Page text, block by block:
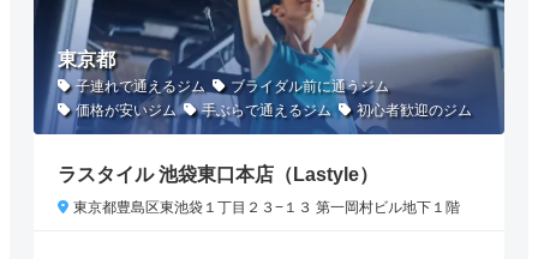
東京都
子連れで通えるジム
ブライダル前に通うジム
価格が安いジム
手ぶらで通えるジム 初心者歓迎のジム
ラスタイル 池袋東口本店（Lastyle）
東京都豊島区東池袋１丁目２３−１３ 第一岡村ビル地下１階